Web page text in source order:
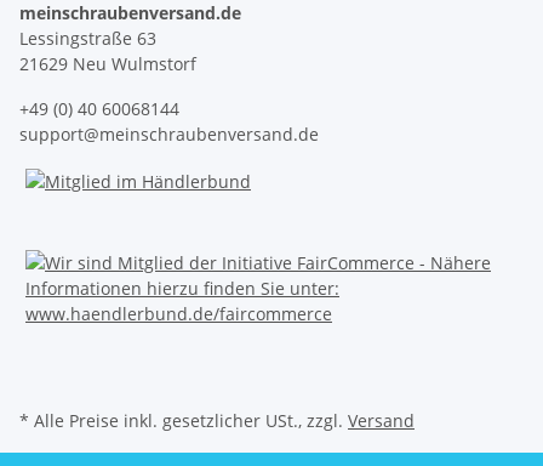
meinschraubenversand.de
Lessingstraße 63
21629 Neu Wulmstorf
+49 (0) 40 60068144
support@meinschraubenversand.de
* Alle Preise inkl. gesetzlicher USt., zzgl. Versand